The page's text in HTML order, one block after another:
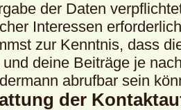
der Daten
Interessen
zur Kenntnis, dass
und deine Beiträge je
abrufbar sein
der